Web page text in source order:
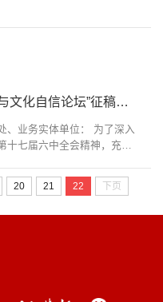
“大学的文化自觉与文化自信论坛”征稿通知
实体单位： 为了深入
十七届六中全会精神，充分
文化大发展大繁荣中的引领
排...
20 21 22 下页